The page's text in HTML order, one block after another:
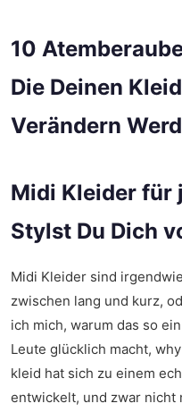
10
Die Deinen
Verändern
Midi Kleider für
Stylst Du Dich
Midi Kleider sind
zwischen lang und kurz,
ich mich, warum das so
Leute glücklich macht,
kleid hat sich zu einem
entwickelt, und zwar nicht